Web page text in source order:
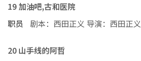
19 加油吧,古和医院
职员
剧本：西田正义 导演：西田正义
20 山手线的阿哲